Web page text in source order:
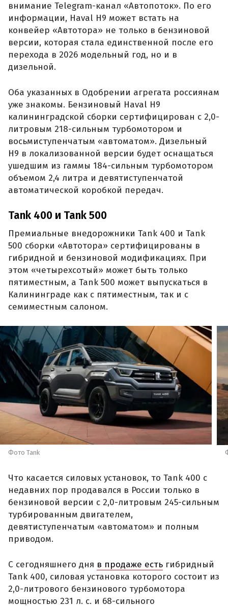
внимание Telegram-канал «Автопоток». По его
информации, Haval H9 может встать на
конвейер «Автотора» не только в бензиновой
версии, которая стала единственной после его
перехода в 2026 модельный год, но и в
дизельной.
Оба указанных в Одобрении агрегата россиянам
уже знакомы. Бензиновый Haval H9
калининградской сборки сертифицирован с 2,0-
литровым 218-сильным турбомотором и
восьмиступенчатым «автоматом». Дизельный
H9 в локализованной версии будет оснащаться
ушедшим из гаммы 184-сильным турбомотором
объемом 2,4 литра и девятиступенчатой
автоматической коробкой передач.
Tank 400 и Tank 500
Премиальные внедорожники Tank 400 и Tank
500 сборки «Автотора» сертифицированы в
гибридной и бензиновой модификациях. При
этом «четырехсотый» может быть только
пятиместным, а Tank 500 может выпускаться в
Калининграде как с пятиместным, так и с
семиместным салоном.
Фото Tank
Что касается силовых установок, то Tank 400 с
недавних пор продавался в России только в
бензиновой версии с 2,0-литровым 245-сильным
турбированным двигателем,
девятиступенчатым «автоматом» и полным
приводом.
С сегодняшнего дня в продаже есть гибридный
Tank 400, силовая установка которого состоит из
2,0-литрового бензинового турбомотора
мощностью 231 л. с. и 68-сильного